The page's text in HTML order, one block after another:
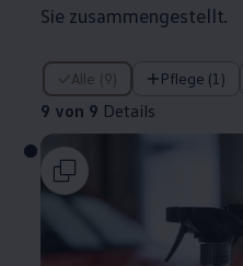
Sie zusammengestellt.
Alle (9) Pflege (1)
9 von 9 Details
9 von 9 Details